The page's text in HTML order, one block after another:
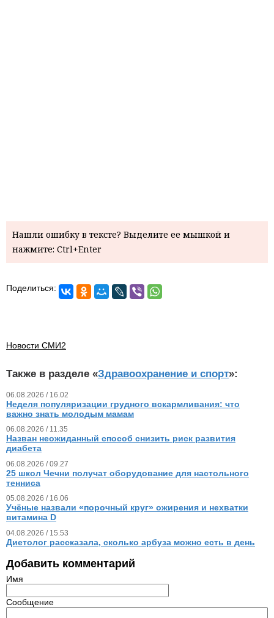
Нашли ошибку в тексте? Выделите ее мышкой и
нажмите: Ctrl+Enter
Поделиться:
Новости СМИ2
Также в разделе «Здравоохранение и спорт»:
06.08.2026 / 16.02
Неделя популяризации грудного вскармливания: что
важно знать молодым мамам
06.08.2026 / 11.35
Назван неожиданный способ снизить риск развития
диабета
06.08.2026 / 09.27
25 школ Чечни получат оборудование для настольного
тенниса
05.08.2026 / 16.06
Учёные назвали «порочный круг» ожирения и нехватки
витамина D
04.08.2026 / 15.53
Диетолог рассказала, сколько арбуза можно есть в день
Добавить комментарий
Имя
Сообщение